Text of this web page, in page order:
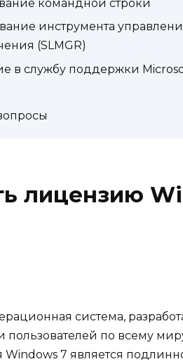
командной строки
инструмента
(SLMGR)
в службу поддержки
лицензию
система,
пользователей по всему
Windows 7 является